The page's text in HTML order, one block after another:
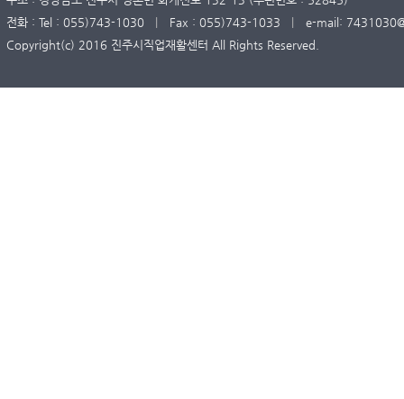
전화 : Tel : 055)743-1030
Fax : 055)743-1033
e-mail:
Copyright(c) 2016 진주시직업재활센터 All Rights Reserved.